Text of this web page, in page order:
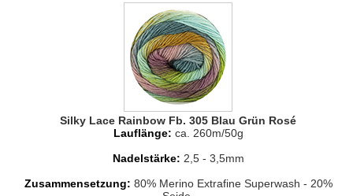
Silky Lace Rainbow Fb. 305 Blau Grün Rosé
Lauflänge: ca. 260m/50g
Nadelstärke: 2,5 - 3,5mm
Zusammensetzung: 80% Merino Extrafine Superwash - 20%